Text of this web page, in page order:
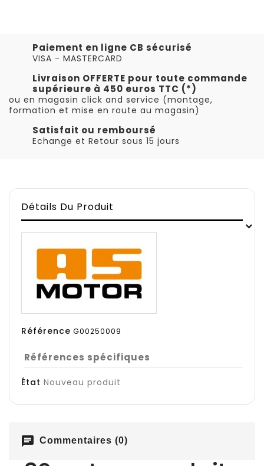
Paiement en ligne CB sécurisé
VISA - MASTERCARD
Livraison OFFERTE pour toute commande
supérieure à 450 euros TTC (*)
ou en magasin click and service (montage,
formation et mise en route au magasin)
Satisfait ou remboursé
Echange et Retour sous 15 jours
Détails Du Produit
Référence G00250009
Références spécifiques
État Nouveau produit
chat Commentaires (0)